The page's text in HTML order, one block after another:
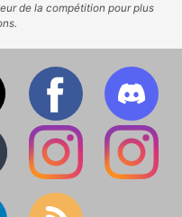
de la compétition pour plus